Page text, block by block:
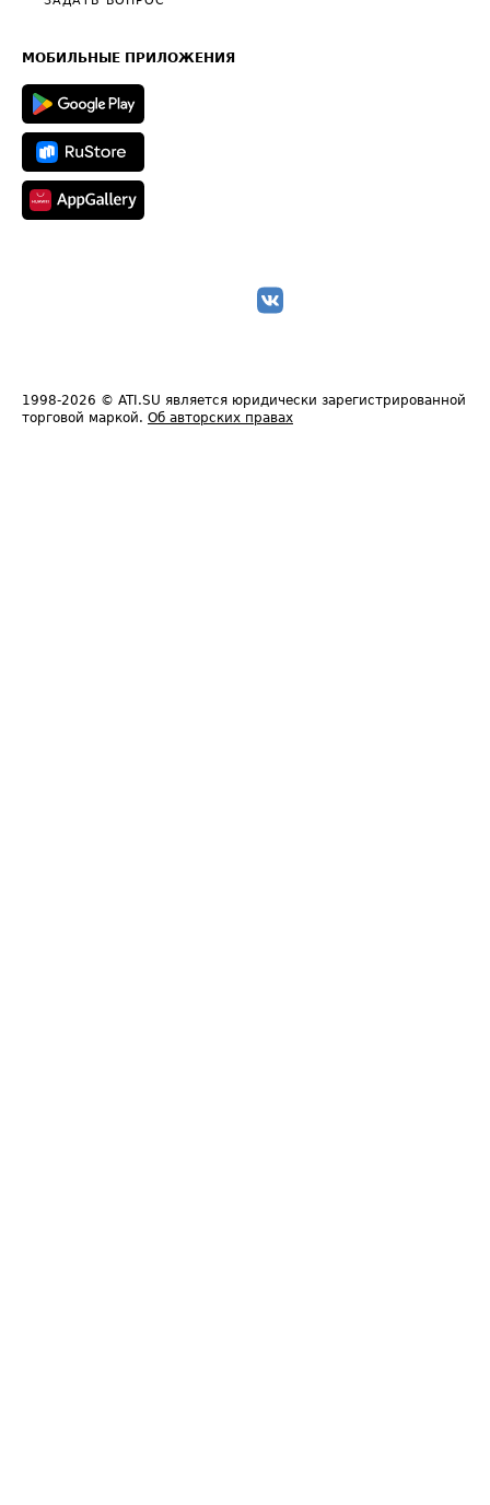
Техническая информация
МОБИЛЬНЫЕ ПРИЛОЖЕНИЯ
1998-2026 © ATI.SU является юридически зарегистрированной
торговой маркой. Об авторских правах